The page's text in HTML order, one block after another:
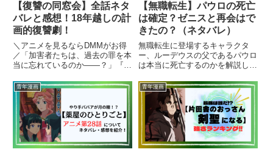
【復讐の同窓会】全話ネタ
バレと感想！18年越しの計
画的復讐劇！
＼アニメを見るならDMMがお得
／「加害者たちは、過去の罪を本
当に忘れているのか——？」『復
じめを受けた少年・鎌田カケル
が、名前も姿も変えて18年越し
の復讐に挑むダークサスペンス漫
画です。物語は、1人の少女・月
野...
【無職転生】パウロの死亡
は確定？ゼニスと再会はで
きたの？（ネタバレ）
無職転生に登場するキャラクタ
ー、ルーデウスの父であるパウロ
は本当に死亡するのかを解説して
青年漫画 青年漫画